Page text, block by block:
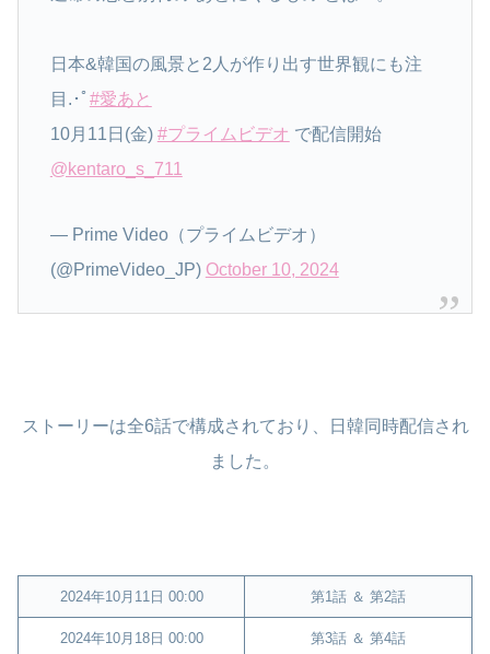
日本&韓国の風景と2人が作り出す世界観にも注
目.･ﾟ#愛あと
10月11日(金) #プライムビデオ で配信開始
@kentaro_s_711
— Prime Video（プライムビデオ）
(@PrimeVideo_JP) October 10, 2024
ストーリーは全6話で構成されており、日韓同時配信され
ました。
2024年10月11日 00:00 第1話 ＆ 第2話
2024年10月18日 00:00 第3話 ＆ 第4話